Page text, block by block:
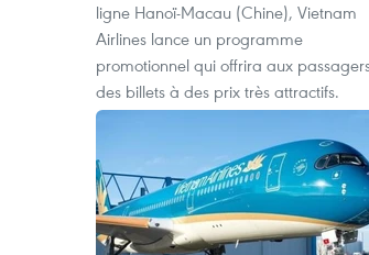
ligne Hanoï-Macau (Chine), Vietnam
Airlines lance un programme
promotionnel qui offrira aux
des billets à des prix très attractifs.